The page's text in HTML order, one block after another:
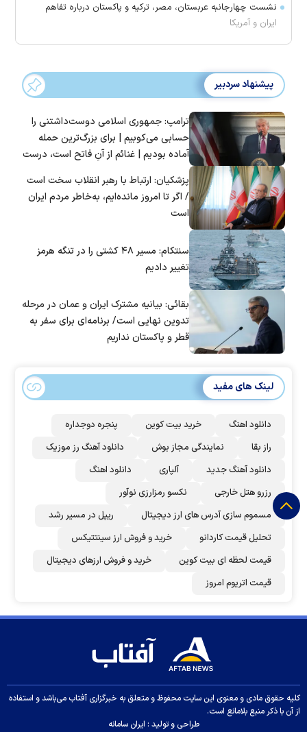
نشست چهارجانبه عربستان، مصر، ترکیه و پاکستان درباره تفاهم
ایران و آمریکا
پیشنهاد سردبیر
ترامپ: جمهوری اسلامی دوست‌داشتنی را
حسابی می‌کوبیم | برای بزرگ‌ترین حمله
آماده بودیم | غنائم از آنِ فاتح است، درست
پزشکیان: ارتباط با رهبر انقلاب سخت است
/ اگر تا امروز مانده‌ایم، به‌خاطر مردم ایران
است
سنتکام: مسیر ۴۸ کشتی را در تنگه هرمز
تغییر دادیم
بقائی: بیانیه مشترک ایران و عمان در مرحله
تدوین نهایی است/ برنامه‌ای برای سفر به
قطر و پاکستان نداریم
لینک های مفید
دانلود اهنگ خرید بیت کوین
پنجره دوجداره
راز بقا
نمایندگی مجاز بوش
دانلود آهنگ رز‌ موزیک
دانلود آهنگ جدید
آلپاری
دانلود اهنگ
رزرو هتل خارجی
نکسو رمزارزی نوآور
مسموم سازی آدرس های ارز دیجیتال
ریپل در مسیر رشد
تحلیل قیمت کاردانو
خرید و فروش ارز سینتتیکس
قیمت لحظه ای بیت کوین
خرید و فروش ارزهای دیجیتال
قیمت اتریوم امروز
کلیه حقوق مادی و معنوی این سایت محفوظ و متعلق به خبرگزاری آفتاب می‌باشد و استفاده
از آن با ذکر منبع بلامانع است.
طراحی و تولید : ایران سامانه